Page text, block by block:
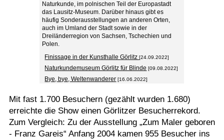
Naturkunde, im polnischen Teil der Europastadt
das Lausitz-Museum. Darüber hinaus gibt es
häufig Sonderausstellungen an anderen Orten,
auch im Umland der Stadt sowie in der
Dreiländerregion von Sachsen, Tschechien und
Polen.
Finissage in der Kunsthalle Görlitz[24.09.2022]
Naturkundemuseum Görlitz für Blinde [09.08.2022]
Bye, bye, Weltenwanderer [16.06.2022]
Mit fast 1.700 Besuchern (gezählt wurden 1.680)
erreichte die Show einen Görlitzer Besucherrekord.
Zum Vergleich: Zu der Ausstellung „Zum Maler geboren
- Franz Gareis“ Anfang 2004 kamen 955 Besucher ins